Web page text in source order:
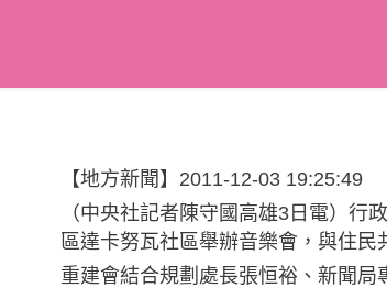
【地方新聞】2011-12-03 19:25:49
（中央社記者陳守國高雄3日電）行
區達卡努瓦社區舉辦音樂會，與住民
重建會結合規劃處長張恒裕、新聞